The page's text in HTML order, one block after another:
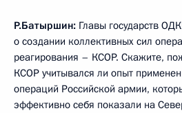
Р.Батыршин: Главы государств
о создании коллективных сил
реагирования – КСОР. Скажите,
КСОР учитывался ли опыт
операций Российской армии,
эффективно себя показали на